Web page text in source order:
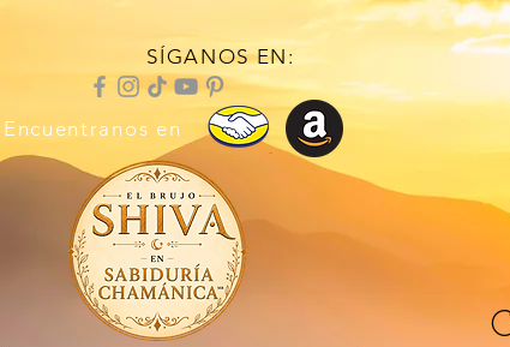
Encuentranos en
SÍGANOS EN: